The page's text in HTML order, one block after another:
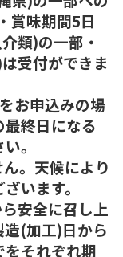
賞味期間5日
類)の一部・
受付ができま
お申込みの場
終日になる
。
。天候により
います。
安全に召し上
(加工)日から
それぞれ期